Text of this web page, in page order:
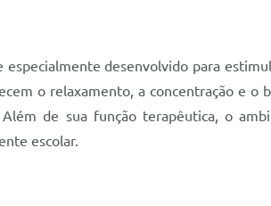
especialmente desenvolvido para
o relaxamento, a concentração e
Além de sua função terapêutica, o
escolar.